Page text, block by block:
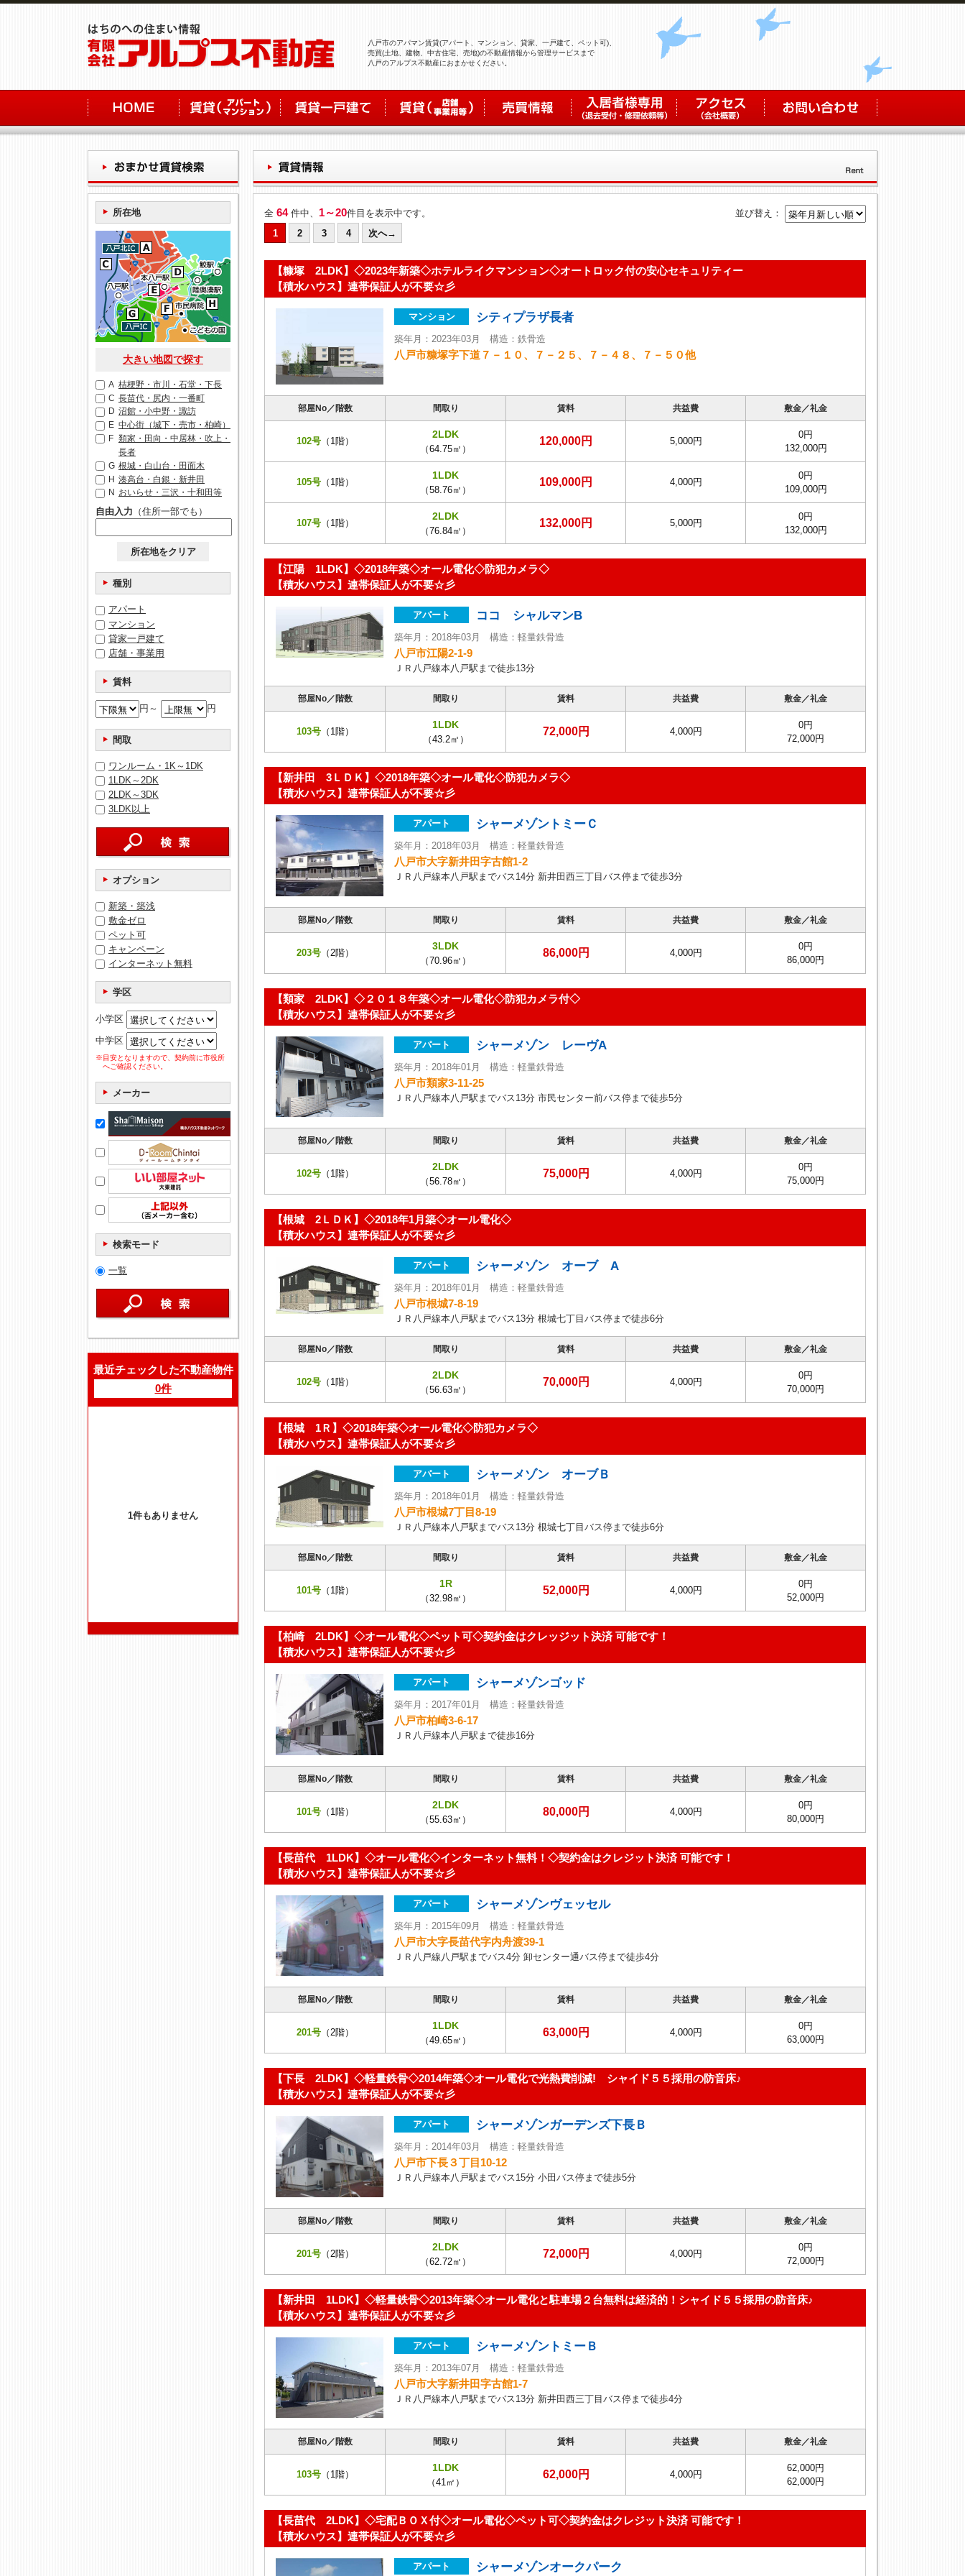
八戸市のアパマン賃貸(アパート、マンション、貸家、一戸建て、ペット可)、
売買(土地、建物、中古住宅、売地)の不動産情報から管理サービスまで
八戸のアルプス不動産におまかせください。
所在地
大きい地図で探す
A 桔梗野・市川・石堂・下長
C 長苗代・尻内・一番町
D 沼館・小中野・諏訪
E 中心街（城下・売市・柏崎）
F 類家・田向・中居林・吹上・
長者
G 根城・白山台・田面木
H 湊高台・白銀・新井田
N おいらせ・三沢・十和田等
自由入力 （住所一部でも）
所在地をクリア
種別
アパート
マンション
貸家一戸建て
店舗・事業用
賃料
円～ 円
間取
ワンルーム・1K～1DK
1LDK～2DK
2LDK～3DK
3LDK以上
オプション
新築・築浅
敷金ゼロ
ペット可
キャンペーン
インターネット無料
学区
小学区
中学区
※目安となりますので、契約前に市役所
へご確認ください。
メーカー
検索モード
一覧
最近チェックした不動産物件
0件
1件もありません
全 64件中、 1～20件目を表示中です。
並び替え：
1
2 3 4 次へ→
【糠塚 2LDK】◇2023年新築◇ホテルライクマンション◇オートロック付の安心セキュリティー
【積水ハウス】連帯保証人が不要☆彡
マンション シティプラザ長者
築年月：2023年03月 構造：鉄骨造
八戸市糠塚字下道７－１０、７－２５、７－４８、７－５０他
部屋No／階数 間取り 賃料 共益費 敷金／礼金
102号（1階）
2LDK
（64.75㎡）
120,000円 5,000円
0円
132,000円
105号（1階）
1LDK
（58.76㎡）
109,000円 4,000円
0円
109,000円
107号（1階）
2LDK
（76.84㎡）
132,000円 5,000円
0円
132,000円
【江陽 1LDK】◇2018年築◇オール電化◇防犯カメラ◇
【積水ハウス】連帯保証人が不要☆彡
アパート ココ シャルマンB
築年月：2018年03月 構造：軽量鉄骨造
八戸市江陽2-1-9
ＪＲ八戸線本八戸駅まで徒歩13分
部屋No／階数 間取り 賃料 共益費 敷金／礼金
103号（1階）
1LDK
（43.2㎡）
72,000円 4,000円
0円
72,000円
【新井田 3ＬＤＫ】◇2018年築◇オール電化◇防犯カメラ◇
【積水ハウス】連帯保証人が不要☆彡
アパート シャーメゾントミーＣ
築年月：2018年03月 構造：軽量鉄骨造
八戸市大字新井田字古館1-2
ＪＲ八戸線本八戸駅までバス14分 新井田西三丁目バス停まで徒歩3分
部屋No／階数 間取り 賃料 共益費 敷金／礼金
203号（2階）
3LDK
（70.96㎡）
86,000円 4,000円
0円
86,000円
【類家 2LDK】◇２０１８年築◇オール電化◇防犯カメラ付◇
【積水ハウス】連帯保証人が不要☆彡
アパート シャーメゾン レーヴA
築年月：2018年01月 構造：軽量鉄骨造
八戸市類家3-11-25
ＪＲ八戸線本八戸駅までバス13分 市民センター前バス停まで徒歩5分
部屋No／階数 間取り 賃料 共益費 敷金／礼金
102号（1階）
2LDK
（56.78㎡）
75,000円 4,000円
0円
75,000円
【根城 2ＬＤＫ】◇2018年1月築◇オール電化◇
【積水ハウス】連帯保証人が不要☆彡
アパート シャーメゾン オーブ A
築年月：2018年01月 構造：軽量鉄骨造
八戸市根城7-8-19
ＪＲ八戸線本八戸駅までバス13分 根城七丁目バス停まで徒歩6分
部屋No／階数 間取り 賃料 共益費 敷金／礼金
102号（1階）
2LDK
（56.63㎡）
70,000円 4,000円
0円
70,000円
【根城 1Ｒ】◇2018年築◇オール電化◇防犯カメラ◇
【積水ハウス】連帯保証人が不要☆彡
アパート シャーメゾン オーブＢ
築年月：2018年01月 構造：軽量鉄骨造
八戸市根城7丁目8-19
ＪＲ八戸線本八戸駅までバス13分 根城七丁目バス停まで徒歩6分
部屋No／階数 間取り 賃料 共益費 敷金／礼金
101号（1階）
1R
（32.98㎡）
52,000円 4,000円
0円
52,000円
【柏崎 2LDK】◇オール電化◇ペット可◇契約金はクレッジット決済 可能です！
【積水ハウス】連帯保証人が不要☆彡
アパート シャーメゾンゴッド
築年月：2017年01月 構造：軽量鉄骨造
八戸市柏崎3-6-17
ＪＲ八戸線本八戸駅まで徒歩16分
部屋No／階数 間取り 賃料 共益費 敷金／礼金
101号（1階）
2LDK
（55.63㎡）
80,000円 4,000円
0円
80,000円
【長苗代 1LDK】◇オール電化◇インターネット無料！◇契約金はクレジット決済 可能です！
【積水ハウス】連帯保証人が不要☆彡
アパート シャーメゾンヴェッセル
築年月：2015年09月 構造：軽量鉄骨造
八戸市大字長苗代字内舟渡39-1
ＪＲ八戸線八戸駅までバス4分 卸センター通バス停まで徒歩4分
部屋No／階数 間取り 賃料 共益費 敷金／礼金
201号（2階）
1LDK
（49.65㎡）
63,000円 4,000円
0円
63,000円
【下長 2LDK】◇軽量鉄骨◇2014年築◇オール電化で光熱費削減! シャイド５５採用の防音床♪
【積水ハウス】連帯保証人が不要☆彡
アパート シャーメゾンガーデンズ下長Ｂ
築年月：2014年03月 構造：軽量鉄骨造
八戸市下長３丁目10-12
ＪＲ八戸線本八戸駅までバス15分 小田バス停まで徒歩5分
部屋No／階数 間取り 賃料 共益費 敷金／礼金
201号（2階）
2LDK
（62.72㎡）
72,000円 4,000円
0円
72,000円
【新井田 1LDK】◇軽量鉄骨◇2013年築◇オール電化と駐車場２台無料は経済的！シャイド５５採用の防音床♪
【積水ハウス】連帯保証人が不要☆彡
アパート シャーメゾントミーＢ
築年月：2013年07月 構造：軽量鉄骨造
八戸市大字新井田字古館1-7
ＪＲ八戸線本八戸駅までバス13分 新井田西三丁目バス停まで徒歩4分
部屋No／階数 間取り 賃料 共益費 敷金／礼金
103号（1階）
1LDK
（41㎡）
62,000円 4,000円
62,000円
62,000円
【長苗代 2LDK】◇宅配ＢＯＸ付◇オール電化◇ペット可◇契約金はクレジット決済 可能です！
【積水ハウス】連帯保証人が不要☆彡
アパート シャーメゾンオークパーク